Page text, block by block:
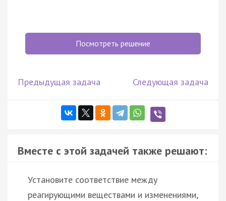
Посмотреть решение
Предыдущая задача Следующая задача
Вместе с этой задачей также решают:
Установите соответствие между
реагирующими веществами и изменениями,